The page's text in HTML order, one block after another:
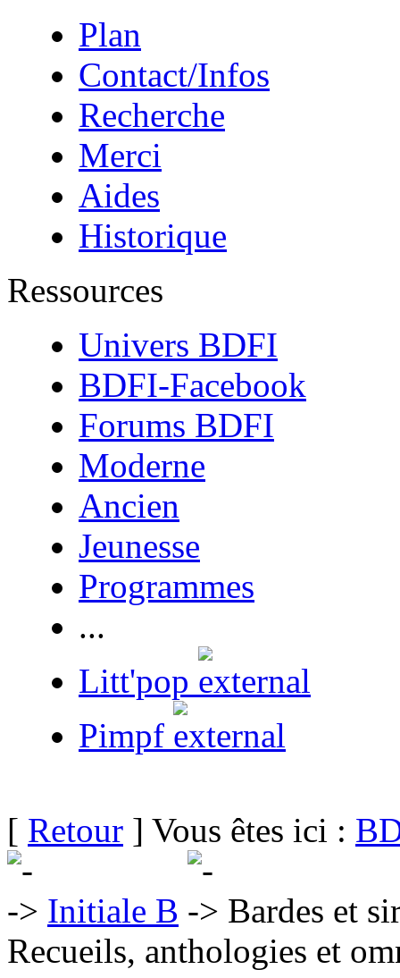
Plan
Contact/Infos
Recherche
Merci
Aides
Historique
Ressources
Univers BDFI
BDFI-Facebook
Forums BDFI
Moderne
Ancien
Jeunesse
Programmes
...
Litt'pop
Pimpf
[ Retour ] Vous êtes ici :
Initiale B
Bardes et
Recueils, anthologies et